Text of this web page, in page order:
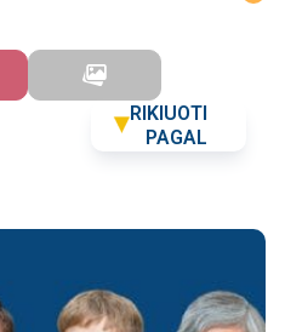
RIKIUOTI
PAGAL